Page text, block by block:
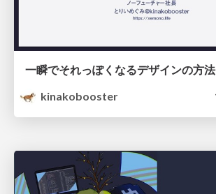
一瞬でそれっぽくなるデザインの方法
kinakobooster